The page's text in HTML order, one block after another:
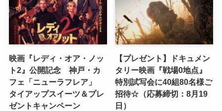
映画『レディ・オア・ノッ
ト2』公開記念 神戸・カ
フェ「ニューラフレア」
タイアップスイーツ＆プレ
ゼントキャンペーン
【プレゼント】ドキュメン
タリー映画『戦場0地点』
特別試写会に40組80名様ご
招待☆（応募締切：8月19
日）